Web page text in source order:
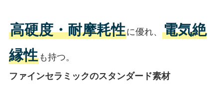
高硬度・耐摩耗性に優れ、 電気絶
縁性も持つ。
ファインセラミックのスタンダード素材